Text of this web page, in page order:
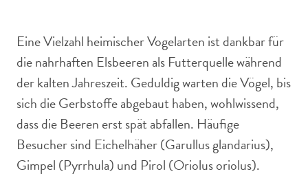
Eine Vielzahl heimischer Vogelarten ist dankbar für
die nahrhaften Elsbeeren als Futterquelle während
der kalten Jahreszeit. Geduldig warten die Vögel, bis
sich die Gerbstoffe abgebaut haben, wohlwissend,
dass die Beeren erst spät abfallen. Häufige
Besucher sind Eichelhäher (Garullus glandarius),
Gimpel (Pyrrhula) und Pirol (Oriolus oriolus).